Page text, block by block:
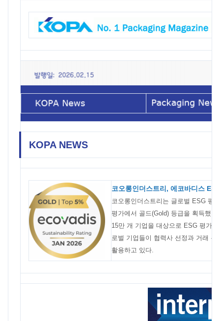
KOPA NEWS
코오롱인더스트리, 에코바디스
코오롱인더스트리는 글로벌 ESG 평
평가에서 골드(Gold) 등급을 획득했
15만 개 기업을 대상으로 ESG 평가
로벌 기업들이 협력사 선정과 거래
활용하고 있다.